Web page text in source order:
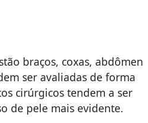
braços, coxas, abdômen
ser avaliadas de forma
cirúrgicos tendem a ser
de pele mais evidente.